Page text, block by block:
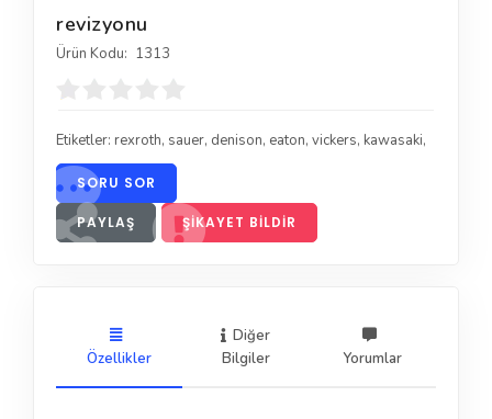
revizyonu
Ürün Kodu: 1313
Etiketler: rexroth, sauer, denison, eaton, vickers, kawasaki,
SORU SOR
PAYLAŞ ŞIKAYET BILDIR
Özellikler
Diğer
Bilgiler
Yorumlar